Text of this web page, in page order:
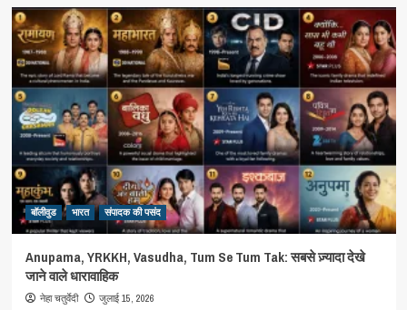
बॉलीवुड भारत संपादक की पसंद
Anupama, YRKKH, Vasudha, Tum Se Tum Tak: सबसे ज़्यादा देखे
जाने वाले धारावाहिक
नेहा चतुर्वेदी जुलाई 15, 2026